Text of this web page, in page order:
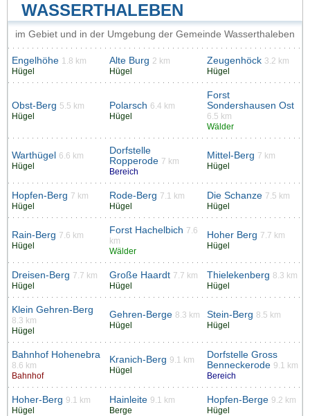
WASSERTHALEBEN
im Gebiet und in der Umgebung der Gemeinde Wasserthaleben
Engelhöhe 1.8 km
Hügel
Alte Burg 2 km
Hügel
Zeugenhöck 3.2 km
Hügel
Obst-Berg 5.5 km
Hügel
Polarsch 6.4 km
Hügel
Forst
Sondershausen Ost
6.5 km
Wälder
Warthügel
6.6 km
Hügel
Dorfstelle
Ropperode 7 km
Bereich
Mittel-Berg 7 km
Hügel
Hopfen-Berg 7 km
Hügel
Rode-Berg 7.1 km
Hügel
Die Schanze 7.5 km
Hügel
Rain-Berg 7.6 km
Hügel
Forst Hachelbich 7.6
km
Wälder
Hoher Berg 7.7 km
Hügel
Dreisen-Berg 7.7 km
Hügel
Große Haardt 7.7 km
Hügel
Thielekenberg 8.3 km
Hügel
Klein Gehren-Berg
8.3 km
Hügel
Gehren-Berge 8.3 km
Hügel
Stein-Berg 8.5 km
Hügel
Bahnhof Hohenebra
8.6 km
Bahnhof
Kranich-Berg 9.1 km
Hügel
Dorfstelle Gross
Benneckerode 9.1 km
Bereich
Hoher-Berg 9.1 km
Hügel
Hainleite 9.1 km
Berge
Hopfen-Berge 9.2 km
Hügel